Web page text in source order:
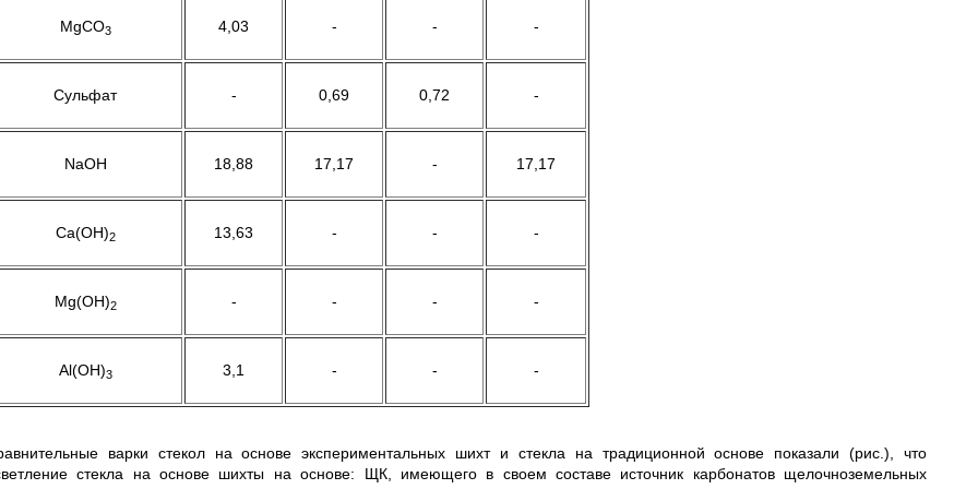
MgCO3 4,03 - - -
Сульфат - 0,69 0,72 -
NaOH 18,88 17,17 - 17,17
Ca(OH)2 13,63 - - -
Mg(OH)2 - - - -
Al(OH)3 3,1 - - -
варки стекол на основе экспериментальных шихт и стекла на традиционной основе показали (рис.), что
стекла на основе шихты на основе: ЩК, имеющего в своем составе источник карбонатов щелочноземельных